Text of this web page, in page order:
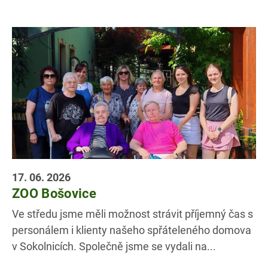
17. 06. 2026
ZOO Bošovice
Ve středu jsme měli možnost strávit příjemný čas s
personálem i klienty našeho spřáteleného domova
v Sokolnicích. Společně jsme se vydali na...